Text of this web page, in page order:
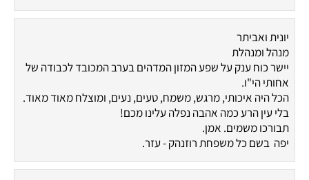
יונית ואביתר
מנהל ומנהלת
יישר כוח ענק על שפע המזון המדהים בערב המכובד לכבודה של
אחותי הי"ו.
הכל היה איכותי, מרגש, משמח, טעים, נעים, ומוצלח מאוד מאוד.
בלי עין הרע כמה אהבה נפלה עלינו מכם!
תבורכו משמים. אמן.
יפה בשם כל משפחת רוזנהק - עזר.